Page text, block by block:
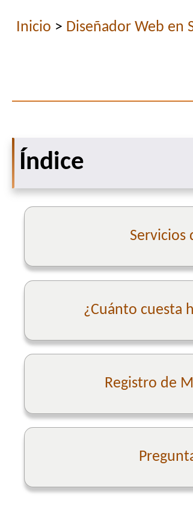
Inicio > Diseñador Web en
Índice
Servicios
¿Cuánto cuesta
Registro de